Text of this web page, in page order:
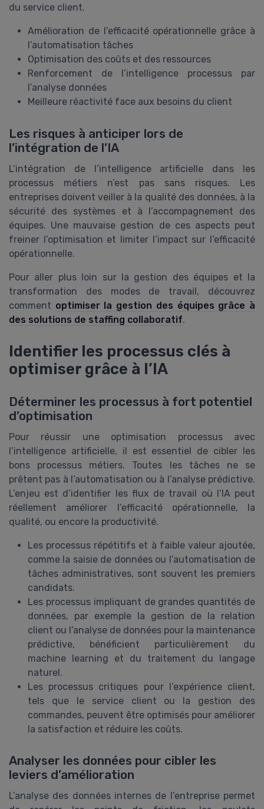
du service client.
Amélioration de l’efficacité opérationnelle grâce à
l’automatisation tâches
Optimisation des coûts et des ressources
Renforcement de l’intelligence processus par
l’analyse données
Meilleure réactivité face aux besoins du client
Les risques à anticiper lors de
l’intégration de l’IA
L’intégration de l’intelligence artificielle dans les
processus métiers n’est pas sans risques. Les
entreprises doivent veiller à la qualité des données, à la
sécurité des systèmes et à l’accompagnement des
équipes. Une mauvaise gestion de ces aspects peut
freiner l’optimisation et limiter l’impact sur l’efficacité
opérationnelle.
Pour aller plus loin sur la gestion des équipes et la
transformation des modes de travail, découvrez
comment optimiser la gestion des équipes grâce à
des solutions de staffing collaboratif.
Identifier les processus clés à
optimiser grâce à l’IA
Déterminer les processus à fort potentiel
d’optimisation
Pour réussir une optimisation processus avec
l’intelligence artificielle, il est essentiel de cibler les
bons processus métiers. Toutes les tâches ne se
prêtent pas à l’automatisation ou à l’analyse prédictive.
L’enjeu est d’identifier les flux de travail où l’IA peut
réellement améliorer l’efficacité opérationnelle, la
qualité, ou encore la productivité.
Les processus répétitifs et à faible valeur ajoutée,
comme la saisie de données ou l’automatisation de
tâches administratives, sont souvent les premiers
candidats.
Les processus impliquant de grandes quantités de
données, par exemple la gestion de la relation
client ou l’analyse de données pour la maintenance
prédictive, bénéficient particulièrement du
machine learning et du traitement du langage
naturel.
Les processus critiques pour l’expérience client,
tels que le service client ou la gestion des
commandes, peuvent être optimisés pour améliorer
la satisfaction et réduire les coûts.
Analyser les données pour cibler les
leviers d’amélioration
L’analyse des données internes de l’entreprise permet